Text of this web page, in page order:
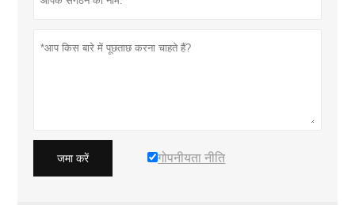
जमा करें गोपनीयता नीति